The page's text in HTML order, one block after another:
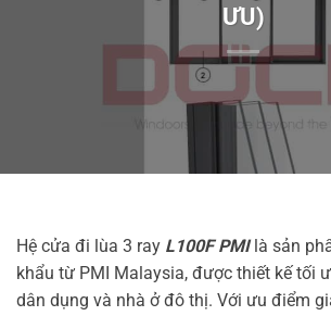
ƯU)
Hệ cửa đi lùa 3 ray L100F PMI là sản
khẩu từ PMI Malaysia, được thiết kế tối
dân dụng và nhà ở đô thị. Với ưu điểm